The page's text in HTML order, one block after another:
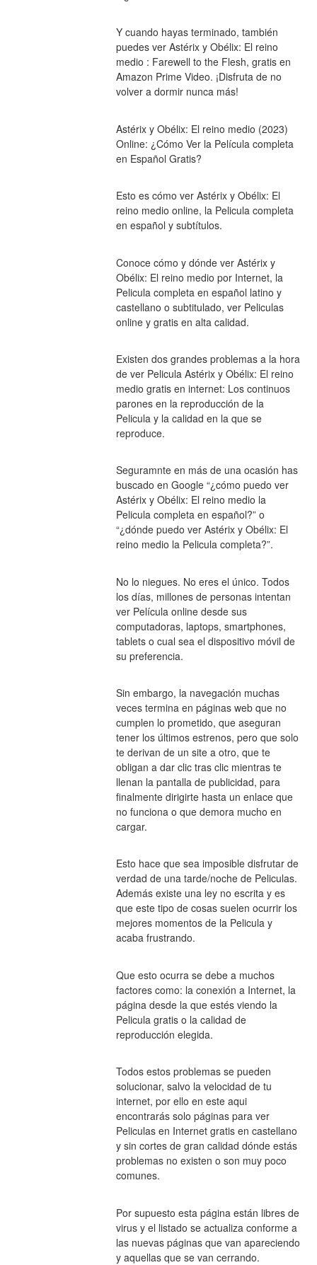
Y cuando hayas terminado, también
puedes ver Astérix y Obélix: El reino
medio : Farewell to the Flesh, gratis en
Amazon Prime Video. ¡Disfruta de no
volver a dormir nunca más!
Astérix y Obélix: El reino medio (2023)
Online: ¿Cómo Ver la Película completa
en Español Gratis?
Esto es cómo ver Astérix y Obélix: El
reino medio online, la Pelicula completa
en español y subtítulos.
Conoce cómo y dónde ver Astérix y
Obélix: El reino medio por Internet, la
Pelicula completa en español latino y
castellano o subtitulado, ver Peliculas
online y gratis en alta calidad.
Existen dos grandes problemas a la hora
de ver Pelicula Astérix y Obélix: El reino
medio gratis en internet: Los continuos
parones en la reproducción de la
Pelicula y la calidad en la que se
reproduce.
Seguramnte en más de una ocasión has
buscado en Google “¿cómo puedo ver
Astérix y Obélix: El reino medio la
Pelicula completa en español?” o
“¿dónde puedo ver Astérix y Obélix: El
reino medio la Pelicula completa?”.
No lo niegues. No eres el único. Todos
los días, millones de personas intentan
ver Película online desde sus
computadoras, laptops, smartphones,
tablets o cual sea el dispositivo móvil de
su preferencia.
Sin embargo, la navegación muchas
veces termina en páginas web que no
cumplen lo prometido, que aseguran
tener los últimos estrenos, pero que solo
te derivan de un site a otro, que te
obligan a dar clic tras clic mientras te
llenan la pantalla de publicidad, para
finalmente dirigirte hasta un enlace que
no funciona o que demora mucho en
cargar.
Esto hace que sea imposible disfrutar de
verdad de una tarde/noche de Peliculas.
Además existe una ley no escrita y es
que este tipo de cosas suelen ocurrir los
mejores momentos de la Pelicula y
acaba frustrando.
Que esto ocurra se debe a muchos
factores como: la conexión a Internet, la
página desde la que estés viendo la
Pelicula gratis o la calidad de
reproducción elegida.
Todos estos problemas se pueden
solucionar, salvo la velocidad de tu
internet, por ello en este aqui
encontrarás solo páginas para ver
Peliculas en Internet gratis en castellano
y sin cortes de gran calidad dónde estás
problemas no existen o son muy poco
comunes.
Por supuesto esta página están libres de
virus y el listado se actualiza conforme a
las nuevas páginas que van apareciendo
y aquellas que se van cerrando.